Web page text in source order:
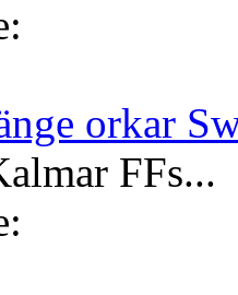
orkar
FFs...